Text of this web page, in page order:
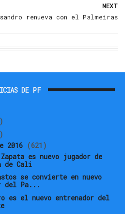
NEXT
renueva con el Palmeiras
DE PF
2016 (621)
Zapata es nuevo jugador de
de Cali
se convierte en nuevo
del Pa...
es el nuevo entrenador del